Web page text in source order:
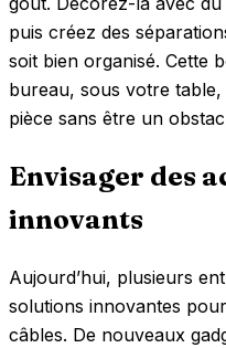
puis créez des
soit bien organisé. Cette
bureau, sous votre
pièce sans être un
Envisager des
innovants
Aujourd’hui, plusieurs
solutions innovantes
câbles. De nouveaux